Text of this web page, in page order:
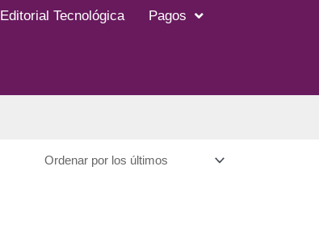
Editorial Tecnológica Pagos